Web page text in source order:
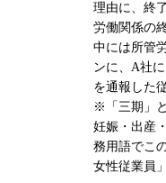
理由に、終
労働関係の
中には所管
ンに、A社
を通報した
※「三期」
妊娠・出産
務用語でこ
女性従業員